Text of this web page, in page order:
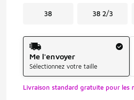
38 38 2/3
Mode d'expédition
Me l'envoyer
Sélectionnez votre taille
Livraison standard gratuite pour les